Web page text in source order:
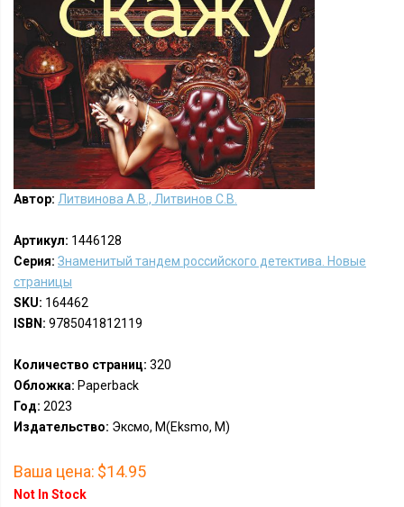
Автор: Литвинова А.В., Литвинов С.В.
Артикул: 1446128
Серия: Знаменитый тандем российского детектива. Новые
страницы
SKU: 164462
ISBN: 9785041812119
Количество страниц: 320
Обложка: Paperback
Год: 2023
Издательство: Эксмо, М(Eksmo, M)
Ваша цена: $14.95
Not In Stock